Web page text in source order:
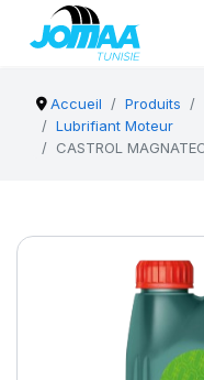
Accueil Produits
Lubrifiant Moteur
CASTROL